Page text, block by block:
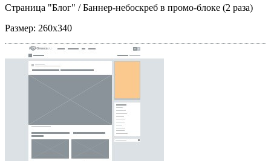
Страница "Блог" / Баннер-небоскреб в промо-блоке (2 раза)
Размер: 260x340